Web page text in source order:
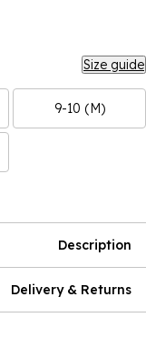
Size guide
9-10 (M)
Description
Delivery & Returns